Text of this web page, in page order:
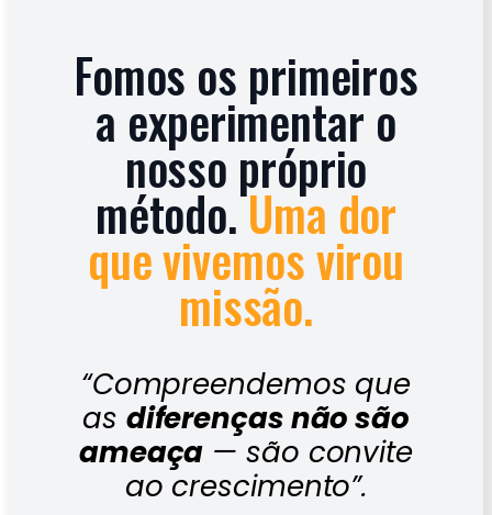
Fomos os primeiros
a experimentar o
nosso próprio
método.Uma dor
que vivemos virou
missão.
“Compreendemos que
as diferenças não são
ameaça — são convite
ao crescimento”.